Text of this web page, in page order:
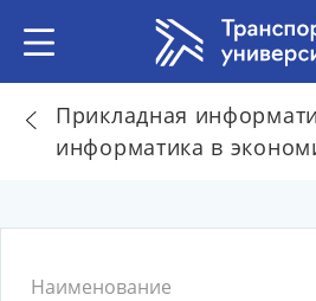
Прикладная
информатика в
Наименование